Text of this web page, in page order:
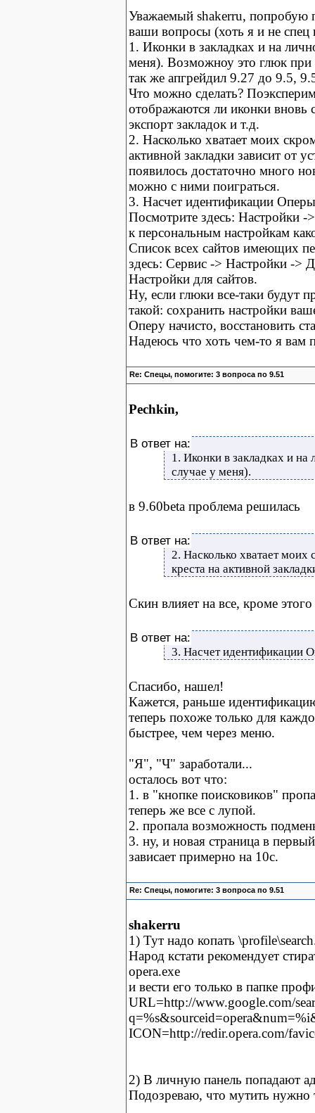
Уважаемый shakerru, попробую
ваши вопросы (хоть я и не спец
1. Иконки в закладках и на
меня). Возможноу это глюк при
так же апгрейдил 9.27 до 9.5,
Что можно сделать?
отображаются ли иконки вновь
экспорт закладок и т.д.
2. Насколько хватает моих
активной закладки зависит от
появилось достаточно много
можно с ними поиграться.
3. Насчет идентификации
Посмотрите здесь: Настройки -
к персональным настройкам
Список всех сайтов имеющих
здесь: Сервис -> Настройки ->
Настройки для сайтов.
Ну, если глюки все-таки будут
такой: сохранить настройки
Оперу начисто, восстановить
Надеюсь что хоть чем-то я вам
Re: Спецы, помогите: 3 вопроса по 9.51
Pechkin,
В ответ на:
1. Иконки в закладках и на
случае у меня).
в 9.60beta проблема решилась
В ответ на:
2. Насколько хватает
креста на активной
Скин влияет на все, кроме
В ответ на:
3. Насчет идентификации
Спасибо, нашел!
Кажется, раньше
теперь похоже только для
быстрее, чем через меню.
"Я", "Ч" заработали...
осталось вот что:
1. в "кнопке поисковиков"
теперь же все с лупой.
2. пропала возможность
3. ну, и новая страница в
зависает примерно на 10с.
Re: Спецы, помогите: 3 вопроса по 9.51
shakerru
1) Тут надо копать
Народ кстати рекомендует
opera.exe
и вести его только в папке
URL=http://www.google.com/
ICON=http://redir.opera.com/
2) В личную панель попадают
Подозреваю, что мутить нужно